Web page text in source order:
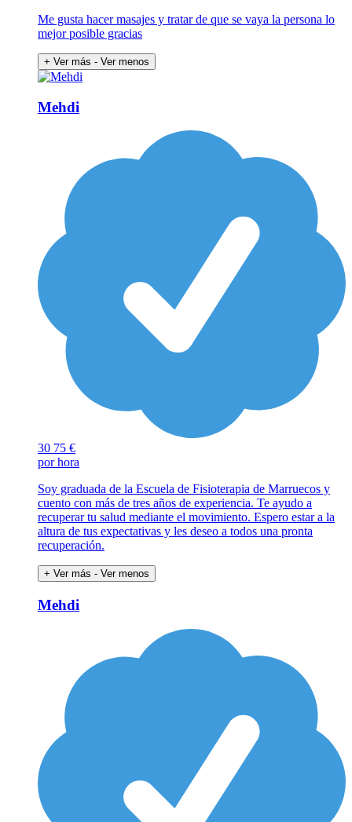
Me gusta hacer masajes y tratar de que se vaya la persona lo
mejor posible gracias
+ Ver más - Ver menos
Mehdi
30 75 €
por hora
Soy graduada de la Escuela de Fisioterapia de Marruecos y
cuento con más de tres años de experiencia. Te ayudo a
recuperar tu salud mediante el movimiento. Espero estar a la
altura de tus expectativas y les deseo a todos una pronta
recuperación.
+ Ver más - Ver menos
Mehdi